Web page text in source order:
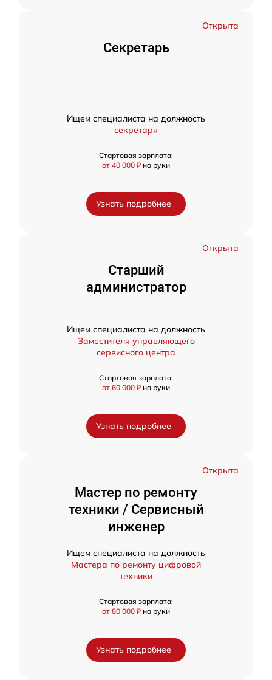
Открыта
Секретарь
Ищем специалиста на должность
секретаря
Стартовая зарплата:
от 40 000 ₽ на руки
Узнать подробнее
Открыта
Старший
администратор
Ищем специалиста на должность
Заместителя управляющего
сервисного центра
Стартовая зарплата:
от 60 000 ₽ на руки
Узнать подробнее
Открыта
Мастер по ремонту
техники / Сервисный
инженер
Ищем специалиста на должность
Мастера по ремонту цифровой
техники
Стартовая зарплата:
от 80 000 ₽ на руки
Узнать подробнее